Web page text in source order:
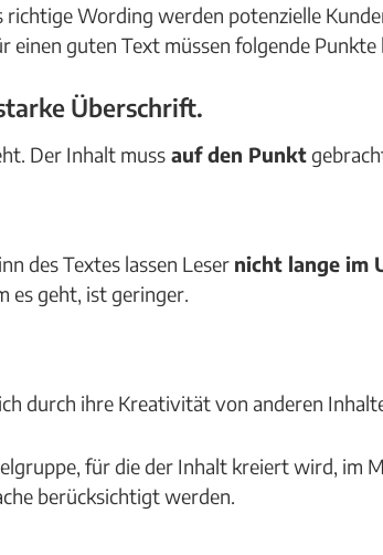
Wording werden potenzielle
guten Text müssen folgende
Überschrift.
Der Inhalt muss auf den Punkt
des Textes lassen Leser nicht lange im
es geht, ist geringer.
durch ihre Kreativität von anderen
für die der Inhalt kreiert wird, im
berücksichtigt werden.